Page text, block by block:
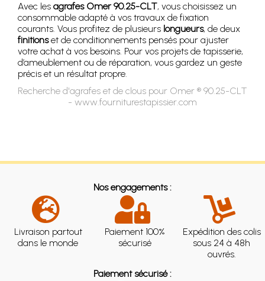
Avec les agrafes Omer 90.25-CLT, vous choisissez un
consommable adapté à vos travaux de fixation
courants. Vous profitez de plusieurs longueurs, de deux
finitionset de conditionnements pensés pour ajuster
votre achat à vos besoins. Pour vos projets de tapisserie,
d’ameublement ou de réparation, vous gardez un geste
précis et un résultat propre.
Recherche d'agrafes et de clous pour Omer ® 90.25-CLT
- www.fourniturestapissier.com
Nos engagements :
Livraison partout
dans le monde
Paiement 100%
sécurisé
Expédition des colis
sous 24 à 48h
ouvrés.
Paiement sécurisé :